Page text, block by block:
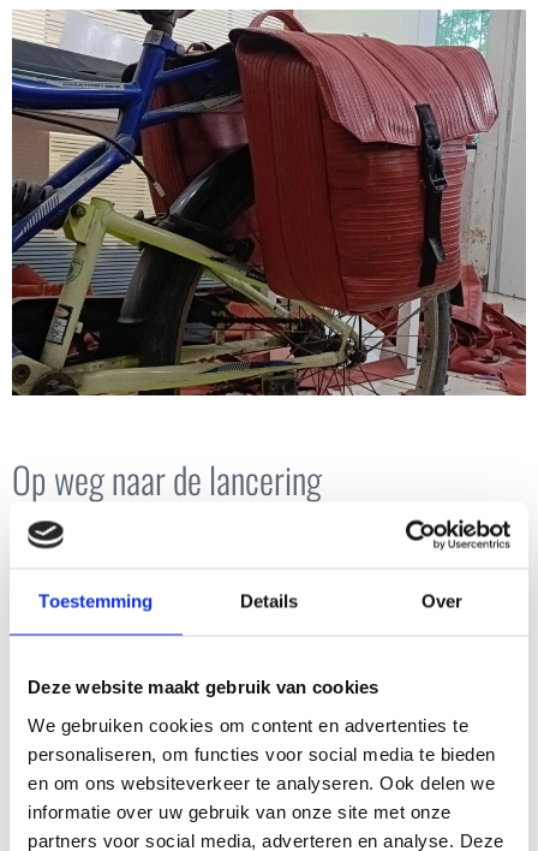
Toestemming Details Over
Deze website maakt gebruik van cookies
We gebruiken cookies om content en advertenties te
personaliseren, om functies voor social media te bieden
en om ons websiteverkeer te analyseren. Ook delen we
informatie over uw gebruik van onze site met onze
partners voor social media, adverteren en analyse. Deze
Op weg naar de lancering
In augustus wordt de nieuwe Recrafter Collection
collectie zien, inclusief fietstassen, rugtassen,
accessoires.
Wat deze producten verbindt, is niet alleen het
materiaal. Het zijn de verhalen van de
brandweerslangen, de vakvrouwen die ze maken en
de gebruikers die er straks dagelijks mee onderweg